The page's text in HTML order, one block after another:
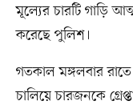
মূল্যের চারটি গাড়ি
করেছে পুলিশ।
গতকাল মঙ্গলবার
চালিয়ে চারজনকে